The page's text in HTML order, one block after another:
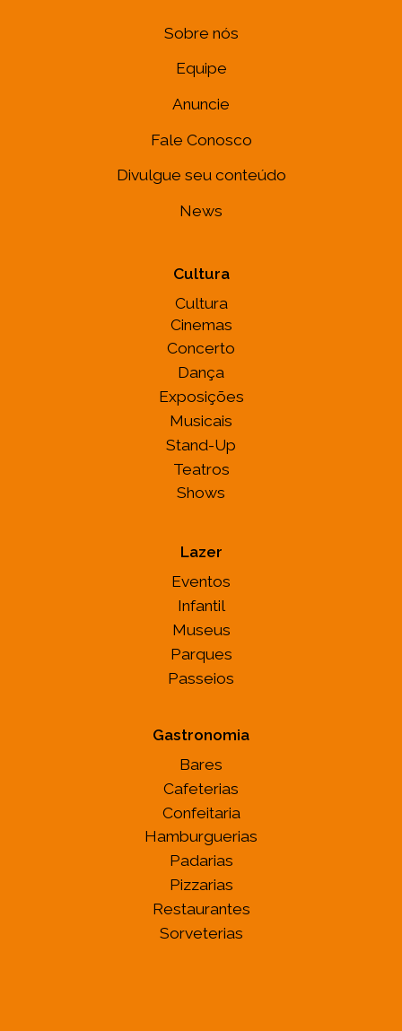
Sobre nós
Equipe
Anuncie
Fale Conosco
Divulgue seu conteúdo
News
Cultura
Cultura
Cinemas
Concerto
Dança
Exposições
Musicais
Stand-Up
Teatros
Shows
Lazer
Eventos
Infantil
Museus
Parques
Passeios
Gastronomia
Bares
Cafeterias
Confeitaria
Hamburguerias
Padarias
Pizzarias
Restaurantes
Sorveterias